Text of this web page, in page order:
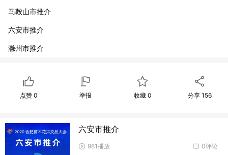
马鞍山市推介
六安市推介
滁州市推介
阜阳市推介
宿州市推介
亳州市推介
点赞 0 举报 收藏 0 分享 156
六安市推介
0评论
981播放